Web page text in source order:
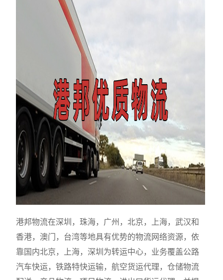
港邦物流在深圳，珠海，广州，北京，上海，武汉和
香港，澳门，台湾等地具有优势的物流网络资源，依
靠国内北京，上海，深圳为转运中心，业务覆盖公路
汽车快运，铁路特快运输，航空货运代理，仓储物流